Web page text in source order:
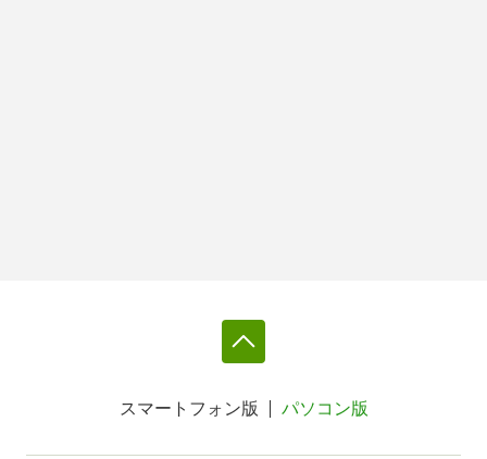
スマートフォン版 パソコン版